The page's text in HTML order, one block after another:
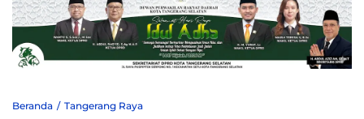
Beranda Tangerang Raya